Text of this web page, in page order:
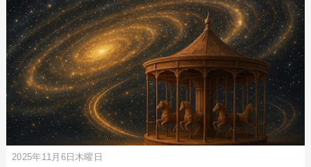
2025年11月6日木曜日